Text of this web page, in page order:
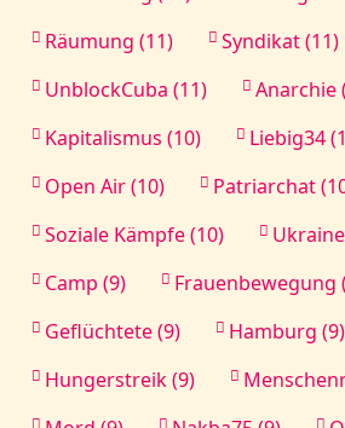
Räumung (11)
Syndikat (11)
UnblockCuba (11)
Anarchie
Kapitalismus (10)
Liebig34
Open Air (10)
Patriarchat
Soziale Kämpfe (10)
Camp (9)
Frauenbewegung
Geflüchtete (9)
Hamburg (9)
Hungerstreik (9)